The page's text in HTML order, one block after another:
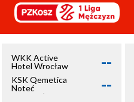
WKK Active
Hotel Wrocław
--
KSK Qemetica
Noteć
Inowrocław
--